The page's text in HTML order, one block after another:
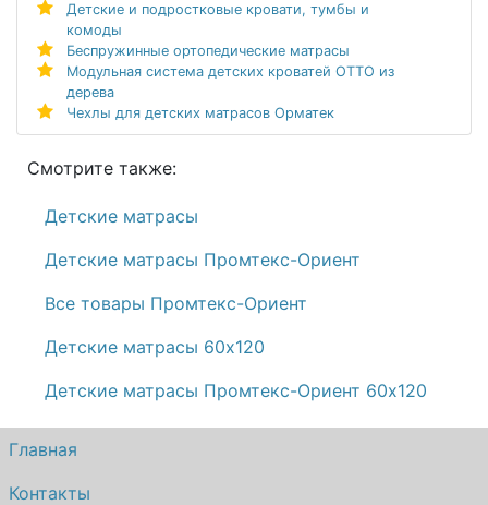
Детские и подростковые кровати, тумбы и
комоды
Беспружинные ортопедические матрасы
Модульная система детских кроватей ОТТО из
дерева
Чехлы для детских матрасов Орматек
Смотрите также:
Детские матрасы
Детские матрасы Промтекс-Ориент
Все товары Промтекс-Ориент
Детские матрасы 60х120
Детские матрасы Промтекс-Ориент 60х120
Главная
Контакты